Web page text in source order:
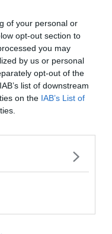
of your personal or
opt-out section to
you may
by us or personal
opt-out of the
list of downstream
on the IAB’s List of